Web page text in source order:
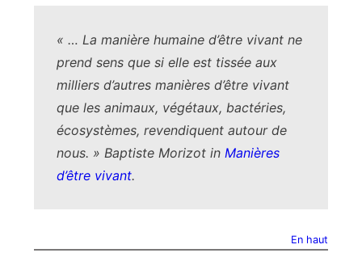
« … La manière humaine d’être vivant ne
prend sens que si elle est tissée aux
milliers d’autres manières d’être vivant
que les animaux, végétaux, bactéries,
écosystèmes, revendiquent autour de
nous. » Baptiste Morizot in Manières
d’être vivant.
En haut